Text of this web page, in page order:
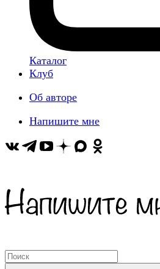
Каталог
Клуб
Об авторе
Напишите мне